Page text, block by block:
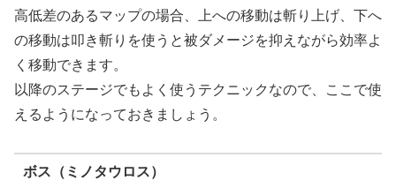
高低差のあるマップの場合、上への移動は斬り上げ、下へ
の移動は叩き斬りを使うと被ダメージを抑えながら効率よ
く移動できます。
以降のステージでもよく使うテクニックなので、ここで使
えるようになっておきましょう。
ボス（ミノタウロス）